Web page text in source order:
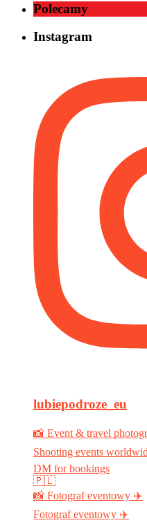
Polecamy
Instagram
lubiepodroze_eu
📸 Event & travel
Shooting events
DM for bookings
🇵🇱
📸 Fotograf eventowy ✈️
Fotograf eventowy ✈️